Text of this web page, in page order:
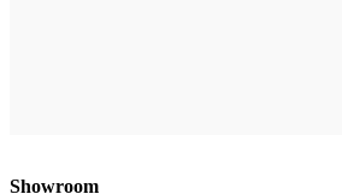
Showroom